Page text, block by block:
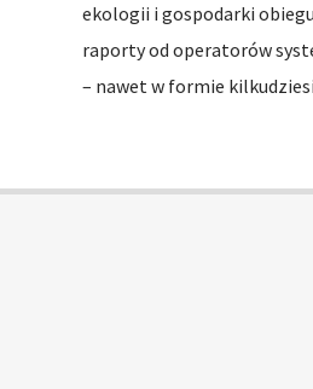
ekologii i gospodarki
raporty od operatorów
– nawet w formie